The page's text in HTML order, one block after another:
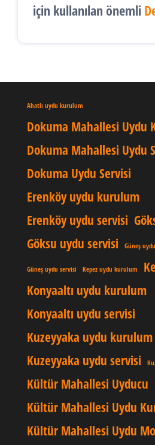
için kullanılan önemli
Ahatlı uydu kurulum
Dokuma Mahallesi Uydu
Dokuma Mahallesi Uydu
Dokuma Uydu Servisi
Erenköy uydu kurulum
Erenköy uydu servisi
Göksu uydu servisi
Güneş
Güneş uydu servisi Kepez uydu kurulum
Konyaaltı uydu kurulum
Konyaaltı uydu servisi
Kuzeyyaka uydu kurulum
Kuzeyyaka uydu servisi
Kültür Mahallesi Uyducu
Kültür Mahallesi Uydu
Kültür Mahallesi Uydu